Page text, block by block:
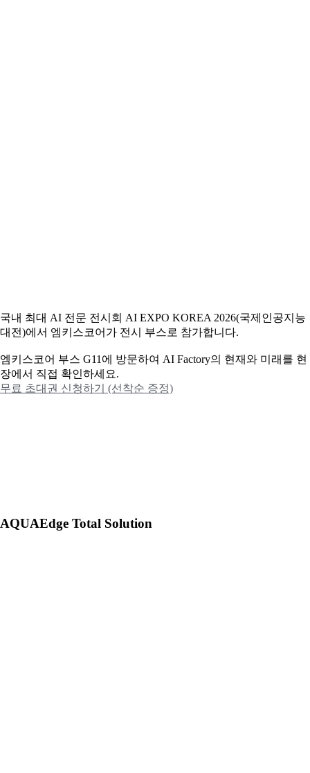
국내 최대 AI 전문 전시회 AI EXPO KOREA 2026(국제인공지능
대전)에서 엠키스코어가 전시 부스로 참가합니다.
엠키스코어 부스 G11에 방문하여 AI Factory의 현재와 미래를 현
장에서 직접 확인하세요.
무료 초대권 신청하기 (선착순 증정)
AQUAEdge Total Solution